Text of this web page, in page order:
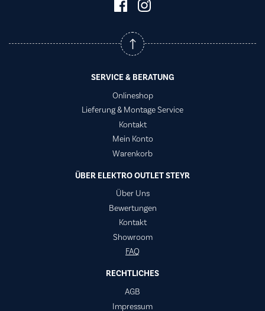
SERVICE & BERATUNG
Onlineshop
Lieferung & Montage Service
Kontakt
Mein Konto
Warenkorb
ÜBER ELEKTRO OUTLET STEYR
Über Uns
Bewertungen
Kontakt
Showroom
FAQ
RECHTLICHES
AGB
Impressum